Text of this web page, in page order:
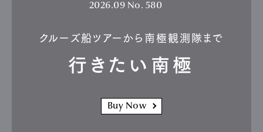
2026.09 No. 580
クルーズ船ツアーから南極観測隊まで
行きたい南極
Buy Now